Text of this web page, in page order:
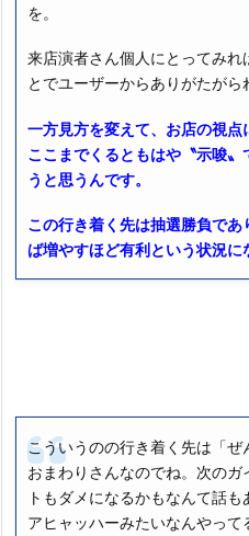
を。
来店演者さん個人にとってみ
とでユーザーからありがたがら
一方見方を変えて、お店の視点
ここまでくるともはや〝示唆
うと思うんです。
この行き着く先は抽選勝負で
ば増やすほど有利という状況に
こういうのの行き着く先は「
おまわりさんなのでね。次の
トもダメになるかもなんて話
アヒャッハーみたいなんやっ